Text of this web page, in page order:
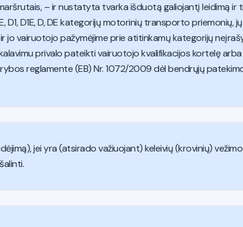
– ir nustatyta tvarka išduotą galiojantį leidimą ir
D1, D1E, D, DE kategorijų motorinių transporto
jo vairuotojo pažymėjime prie atitinkamų kategorijų
privalo pateikti vairuotojo kvalifikacijos kortelę
reglamente (EB) Nr. 1072/2009 dėl bendrųjų
jei yra (atsirado važiuojant) keleivių (krovinių)